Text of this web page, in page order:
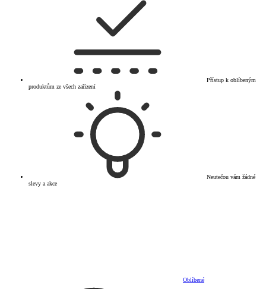
Přístup k oblíbeným
produktům ze všech zařízení
Neutečou vám žádné
slevy a akce
Oblíbené